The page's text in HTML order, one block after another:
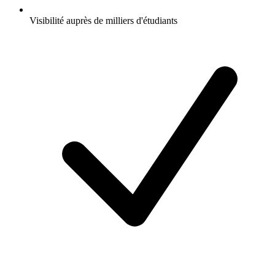
Visibilité auprès de milliers d'étudiants